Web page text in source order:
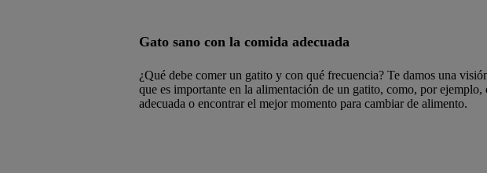
Gato sano con la comida adecuada
¿Qué debe comer un gatito y con qué frecuencia? Te damos una
que es importante en la alimentación de un gatito, como, por ejemplo,
adecuada o encontrar el mejor momento para cambiar de alimento.